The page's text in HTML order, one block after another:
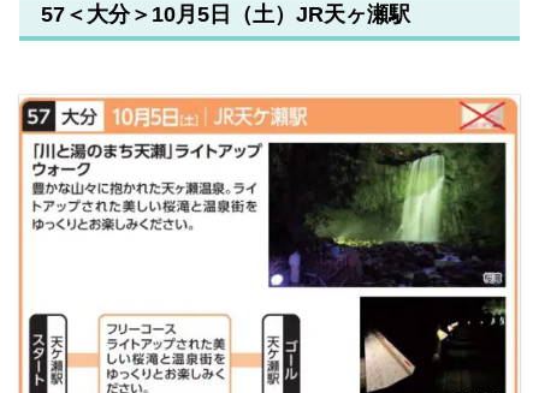
57＜大分＞10月5日（土）JR天ヶ瀬駅